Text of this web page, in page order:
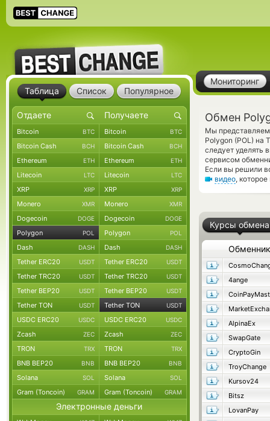
Мониторинг
Обмен
Мы представляем
Polygon (POL) на
следует уделять
сервисом
Если вы решили
видео,
Курсы обмена
Обменник
4ange
AlpinaEx
SwapGate
CryptoGin
TroyChange
Kursov24
Bitsz
LovanPay
Таблица Список Популярное
Bitcoin BTC Bitcoin BTC
Bitcoin Cash BCH Bitcoin Cash BCH
Ethereum ETH Ethereum ETH
Litecoin LTC Litecoin LTC
XRP XRP XRP XRP
Monero XMR Monero XMR
Dogecoin DOGE Dogecoin DOGE
Polygon POL Polygon POL
Dash DASH Dash DASH
Tether ERC20 USDT Tether ERC20 USDT
Tether TRC20 USDT Tether TRC20 USDT
Tether BEP20 USDT Tether BEP20 USDT
Tether TON USDT Tether TON USDT
USDC ERC20 USDC USDC ERC20 USDC
Zcash ZEC Zcash ZEC
TRON TRX TRON TRX
BNB BEP20 BNB BNB BEP20 BNB
Solana SOL Solana SOL
Gram (Toncoin) GRAM Gram (Toncoin) GRAM
Электронные деньги